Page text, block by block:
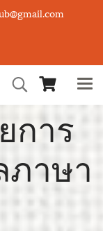
การ
ภาษา